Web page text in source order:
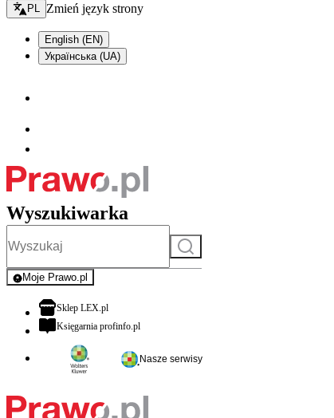
Zmień język - bieżący:
PL Zmień język strony
English (EN)
Українська (UA)
Wyszukiwarka
Szukaj
Moje Prawo.pl
- rejestracja i logowanie do serwisu
Sklep LEX.plotwiera się w nowej karcie
Księgarnia profinfo.plotwiera się w nowej karcie
Nasze serwisy